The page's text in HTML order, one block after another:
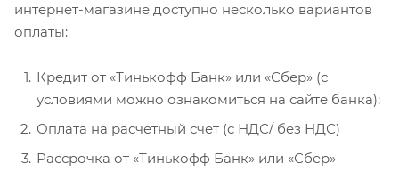
интернет-магазине доступно несколько вариантов
оплаты:
Кредит от «Тинькофф Банк» или «Сбер» (с
условиями можно ознакомиться на сайте банка);
Оплата на расчетный счет (с НДС/ без НДС)
Рассрочка от «Тинькофф Банк» или «Сбер»